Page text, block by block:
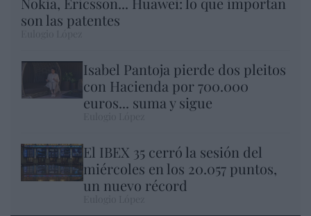
son las patentes
Isabel Pantoja pierde dos pleitos
con Hacienda por 700.000
euros... suma y sigue
El IBEX 35 cerró la sesión del
miércoles en los 20.057 puntos,
un nuevo récord